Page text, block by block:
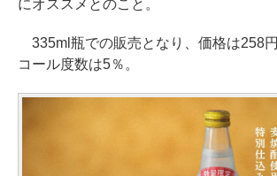
にオススメとのこと。
335ml瓶での販売となり、価格は258
コール度数は5％。